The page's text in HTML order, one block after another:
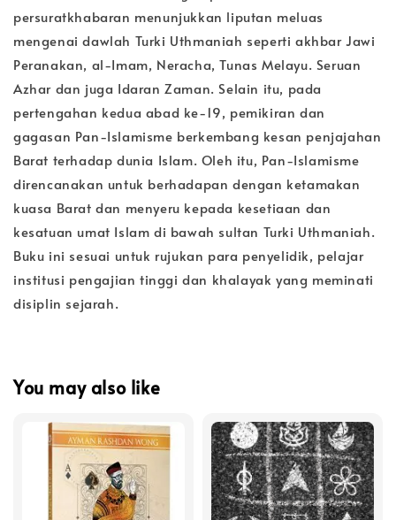
persuratkhabaran menunjukkan liputan meluas
mengenai dawlah Turki Uthmaniah seperti akhbar Jawi
Peranakan, al-Imam, Neracha, Tunas Melayu. Seruan
Azhar dan juga Idaran Zaman. Selain itu, pada
pertengahan kedua abad ke-19, pemikiran dan
gagasan Pan-Islamisme berkembang kesan penjajahan
Barat terhadap dunia Islam. Oleh itu, Pan-Islamisme
direncanakan untuk berhadapan dengan ketamakan
kuasa Barat dan menyeru kepada kesetiaan dan
kesatuan umat Islam di bawah sultan Turki Uthmaniah.
Buku ini sesuai untuk rujukan para penyelidik, pelajar
institusi pengajian tinggi dan khalayak yang meminati
disiplin sejarah.
You may also like